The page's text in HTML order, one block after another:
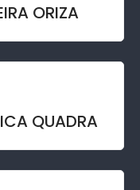
ORIZA
QUADRA